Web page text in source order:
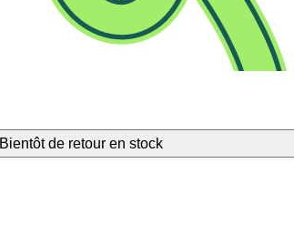
Bientôt de retour en stock